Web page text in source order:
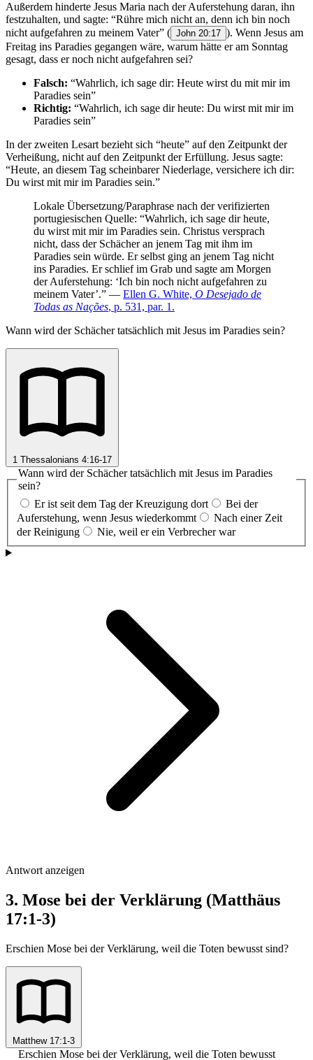
Außerdem hinderte Jesus Maria nach der Auferstehung daran, ihn
festzuhalten, und sagte: “Rühre mich nicht an, denn ich bin noch
nicht aufgefahren zu meinem Vater” ( John 20:17 ). Wenn Jesus am
Freitag ins Paradies gegangen wäre, warum hätte er am Sonntag
gesagt, dass er noch nicht aufgefahren sei?
Falsch: “Wahrlich, ich sage dir: Heute wirst du mit mir im
Paradies sein”
Richtig: “Wahrlich, ich sage dir heute: Du wirst mit mir im
Paradies sein”
In der zweiten Lesart bezieht sich “heute” auf den Zeitpunkt der
Verheißung, nicht auf den Zeitpunkt der Erfüllung. Jesus sagte:
“Heute, an diesem Tag scheinbarer Niederlage, versichere ich dir:
Du wirst mit mir im Paradies sein.”
Lokale Übersetzung/Paraphrase nach der verifizierten
portugiesischen Quelle: “Wahrlich, ich sage dir heute,
du wirst mit mir im Paradies sein. Christus versprach
nicht, dass der Schächer an jenem Tag mit ihm im
Paradies sein würde. Er selbst ging an jenem Tag nicht
ins Paradies. Er schlief im Grab und sagte am Morgen
der Auferstehung: ‘Ich bin noch nicht aufgefahren zu
meinem Vater’.” — Ellen G. White, O Desejado de
Todas as Nações, p. 531, par. 1.
Wann wird der Schächer tatsächlich mit Jesus im Paradies sein?
1 Thessalonians 4:16-17
Wann wird der Schächer tatsächlich mit Jesus im Paradies
sein?
Er ist seit dem Tag der Kreuzigung dort
Bei der
Auferstehung, wenn Jesus wiederkommt
Nach einer Zeit
der Reinigung
Nie, weil er ein Verbrecher war
Antwort anzeigen
3. Mose bei der Verklärung (Matthäus
17:1-3)
Erschien Mose bei der Verklärung, weil die Toten bewusst sind?
Matthew 17:1-3
Erschien Mose bei der Verklärung, weil die Toten bewusst